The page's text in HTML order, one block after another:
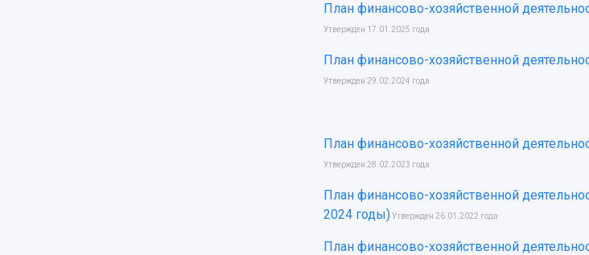
План финансово-хозяйственной
Утвержден 17.01.2025 года
План финансово-хозяйственной
Утвержден 29.02.2024 года
План финансово-хозяйственной
Утвержден 28.02.2023 года
План финансово-хозяйственной
2024 годы)Утвержден 26.01.2022 года
План финансово-хозяйственной